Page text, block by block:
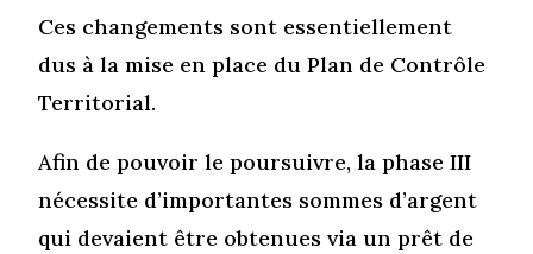
Ces changements sont essentiellement
dus à la mise en place du Plan de Contrôle
Territorial.
Afin de pouvoir le poursuivre, la phase III
nécessite d’importantes sommes d’argent
qui devaient être obtenues via un prêt de